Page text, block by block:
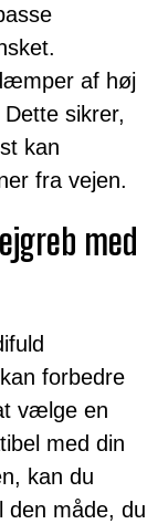
af høj
sikrer,
kan
fra vejen.
med
forbedre
vælge en
med din
kan du
den måde, du